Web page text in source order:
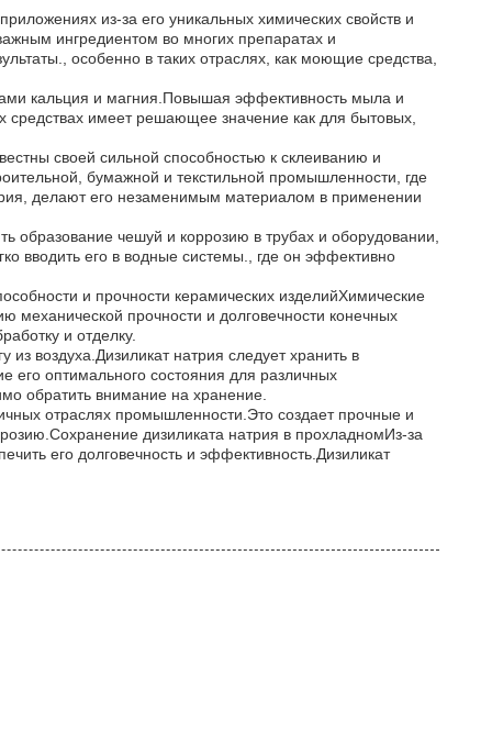
из-за его уникальных химических свойств и
ингредиентом во многих препаратах и
особенно в таких отраслях, как моющие средства,
кальция и магния.Повышая эффективность мыла и
имеет решающее значение как для бытовых,
своей сильной способностью к склеиванию и
бумажной и текстильной промышленности, где
делают его незаменимым материалом в применении
образование чешуй и коррозию в трубах и оборудовании,
вводить его в водные системы., где он эффективно
и прочности керамических изделийХимические
механической прочности и долговечности конечных
и отделку.
воздуха.Дизиликат натрия следует хранить в
оптимального состояния для различных
обратить внимание на хранение.
отраслях промышленности.Это создает прочные и
дизиликата натрия в прохладномИз-за
его долговечность и эффективность.Дизиликат